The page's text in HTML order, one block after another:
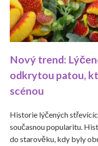
Nový trend:
odkrytou patou,
scénou
Historie lýčených
současnou popularitu.
do starověku, kdy byly